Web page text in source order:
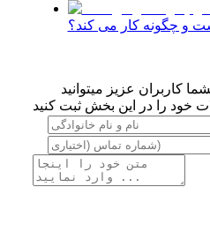
و چگونه کار می کند؟
شما کاربران عزیز میتوانید
خود را در این بخش ثبت کنید